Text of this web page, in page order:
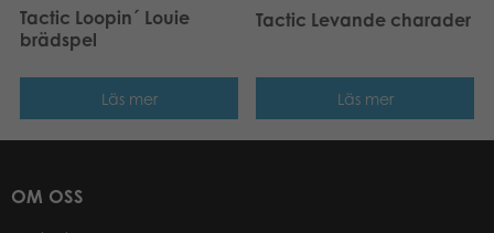
Tactic Loopin´ Louie
brädspel
Läs mer
Tactic Levande charader
Läs mer
OM OSS